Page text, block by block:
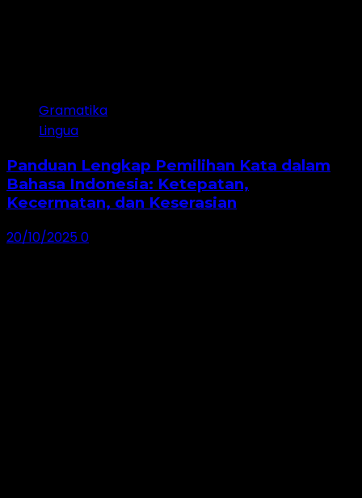
Gramatika
Lingua
Panduan Lengkap Pemilihan Kata dalam
Bahasa Indonesia: Ketepatan,
Kecermatan, dan Keserasian
20/10/20250